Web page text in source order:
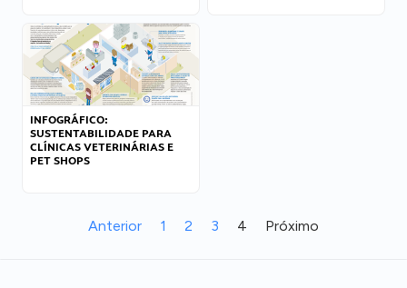
INFOGRÁFICO:
SUSTENTABILIDADE PARA
CLÍNICAS VETERINÁRIAS E
PET SHOPS
Anterior 1 2 3 4 Próximo